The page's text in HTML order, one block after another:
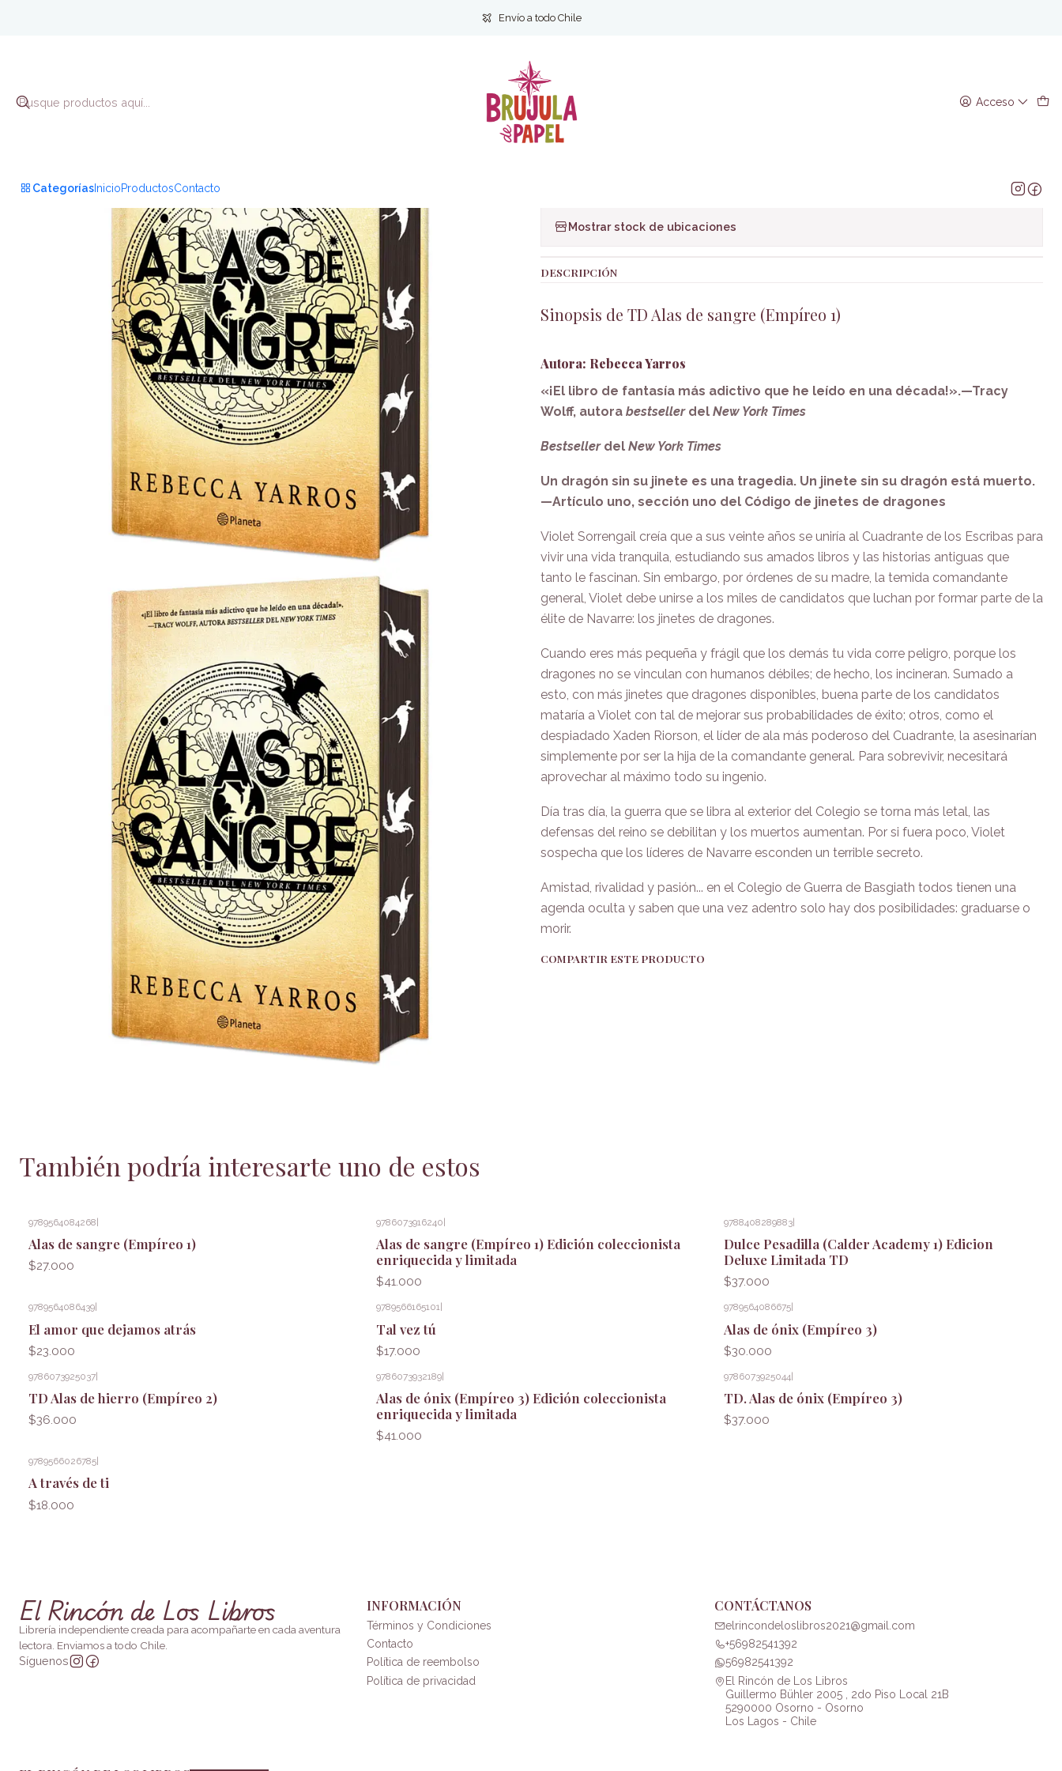
Acceso
Categorías InicioProductosContacto
Envío a todo Chile
Novela Juvenil Alas de sangre (Empíreo 1) TD
Alas de sangre (Empíreo 1) TD
Cantidad
Mostrar stock de ubicaciones
DESCRIPCIÓN
Sinopsis de TD Alas de sangre (Empíreo 1)
Autora: Rebecca Yarros
«¡El libro de fantasía más adictivo que he leído en una década!».—Tracy
Wolff, autora bestsellerdel New York Times
Bestsellerdel New York Times
Un dragón sin su jinete es una tragedia. Un jinete sin su dragón está muerto.
—Artículo uno, sección uno del Código de jinetes de dragones
Violet Sorrengail creía que a sus veinte años se uniría al Cuadrante de los Escribas para
vivir una vida tranquila, estudiando sus amados libros y las historias antiguas que
tanto le fascinan. Sin embargo, por órdenes de su madre, la temida comandante
general, Violet debe unirse a los miles de candidatos que luchan por formar parte de la
élite de Navarre: los jinetes de dragones.
Cuando eres más pequeña y frágil que los demás tu vida corre peligro, porque los
dragones no se vinculan con humanos débiles; de hecho, los incineran. Sumado a
esto, con más jinetes que dragones disponibles, buena parte de los candidatos
mataría a Violet con tal de mejorar sus probabilidades de éxito; otros, como el
despiadado Xaden Riorson, el líder de ala más poderoso del Cuadrante, la asesinarían
simplemente por ser la hija de la comandante general. Para sobrevivir, necesitará
aprovechar al máximo todo su ingenio.
Día tras día, la guerra que se libra al exterior del Colegio se torna más letal, las
defensas del reino se debilitan y los muertos aumentan. Por si fuera poco, Violet
sospecha que los líderes de Navarre esconden un terrible secreto.
Amistad, rivalidad y pasión... en el Colegio de Guerra de Basgiath todos tienen una
agenda oculta y saben que una vez adentro solo hay dos posibilidades: graduarse o
morir.
COMPARTIR ESTE PRODUCTO
También podría interesarte uno de estos
9789564084268
Alas de sangre (Empíreo 1)
$27.000
9786073916240
Alas de sangre (Empíreo 1) Edición coleccionista
enriquecida y limitada
$41.000
9788408289883|
Dulce Pesadilla (Calder Academy 1) Edicion
Deluxe Limitada TD
$37.000
9789564086439
El amor que dejamos atrás
$23.000
9789566165101|
Tal vez tú
$17.000
9789564086675|
Alas de ónix (Empíreo 3)
$30.000
9786073925037|
TD Alas de hierro (Empíreo 2)
$36.000
9786073932189|
Alas de ónix (Empíreo 3) Edición coleccionista
enriquecida y limitada
$41.000
9786073925044|
TD. Alas de ónix (Empíreo 3)
$37.000
9789566026785
A través de ti
$18.000
El Rincón de Los Libros
Librería independiente creada para acompañarte en cada aventura
lectora. Enviamos a todo Chile.
Síguenos
INFORMACIÓN
Términos y Condiciones
Contacto
Política de reembolso
Política de privacidad
CONTÁCTANOS
elrincondeloslibros2021@gmail.com
+56982541392
56982541392
El Rincón de Los Libros
Guillermo Bühler 2005 , 2do Piso Local 21B
5290000 Osorno - Osorno
Los Lagos - Chile